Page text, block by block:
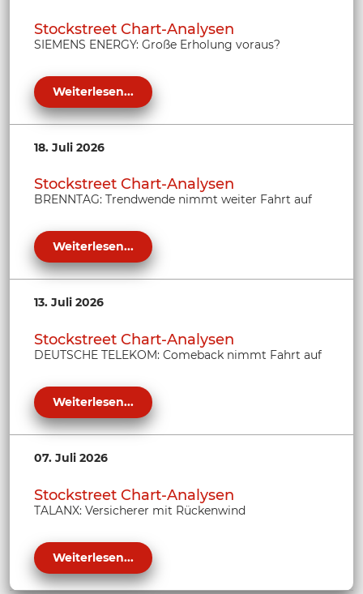
Stockstreet Chart-Analysen
SIEMENS ENERGY: Große Erholung voraus?
Weiterlesen...
18. Juli 2026
Stockstreet Chart-Analysen
BRENNTAG: Trendwende nimmt weiter Fahrt auf
Weiterlesen...
13. Juli 2026
Stockstreet Chart-Analysen
DEUTSCHE TELEKOM: Comeback nimmt Fahrt auf
Weiterlesen...
07. Juli 2026
Stockstreet Chart-Analysen
TALANX: Versicherer mit Rückenwind
Weiterlesen...